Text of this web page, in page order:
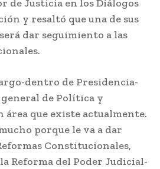
de Justicia en los Diálogos
y resaltó que una de sus
dar seguimiento a las
dentro de Presidencia-
de Política y
área que existe actualmente.
porque le va a dar
Constitucionales,
Reforma del Poder Judicial-